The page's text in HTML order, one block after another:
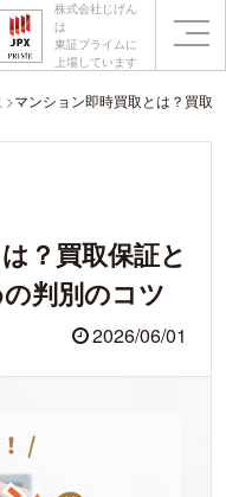
株式会社じげん
は
東証プライムに
上場しています
マンション即時買取とは？買取
？買取保証と
判別のコツ
2026/06/01